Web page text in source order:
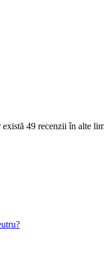
există 49 recenzii în alte